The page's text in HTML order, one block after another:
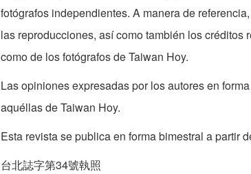
fotógrafos independientes. A manera de
las reproducciones, así como también los
como de los fotógrafos de Taiwan Hoy.
Las opiniones expresadas por los autores en
aquéllas de Taiwan Hoy.
Esta revista se publica en forma bimestral a partir
台北誌字第34號執照